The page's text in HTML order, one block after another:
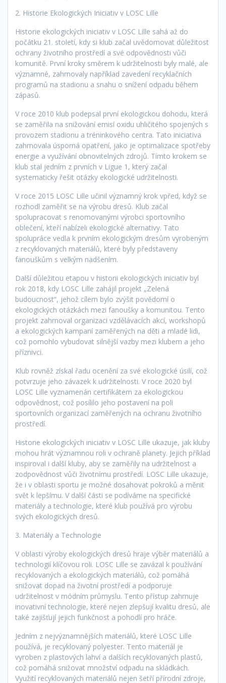
2. Historie Ekologických Iniciativ v LOSC Lille
Historie ekologických iniciativ v LOSC Lille sahá až do
počátku 21. století, kdy si klub začal uvědomovat důležitost
ochrany životního prostředí a své odpovědnosti vůči
komunitě. První kroky směrem k udržitelnosti byly malé, ale
významné, zahrnovaly například zavedení recyklačních
programů na stadionu a snahu o snížení odpadu během
zápasů.
V roce 2010 klub podepsal první ekologickou dohodu, která
se zaměřila na snižování emisí oxidu uhličitého spojených s
provozem stadionu a tréninkového centra. Tato iniciativa
zahrnovala úsporná opatření, jako je optimalizace spotřeby
energie a využívání obnovitelných zdrojů. Tímto krokem se
klub stal jedním z prvních v Ligue 1, který začal
systematicky řešit otázky ekologické udržitelnosti.
V roce 2015 LOSC Lille učinil významný krok vpřed, když se
rozhodl zaměřit se na výrobu dresů. Klub začal
spolupracovat s renomovanými výrobci sportovního
oblečení, kteří nabízeli ekologické alternativy. Tato
spolupráce vedla k prvním ekologickým dresům vyrobeným
z recyklovaných materiálů, které byly představeny
fanouškům s velkým nadšením.
Další důležitou etapou v historii ekologických iniciativ byl
rok 2018, kdy LOSC Lille zahájil projekt „Zelená
budoucnost“, jehož cílem bylo zvýšit povědomí o
ekologických otázkách mezi fanoušky a komunitou. Tento
projekt zahrnoval organizaci vzdělávacích akcí, workshopů
a ekologických kampaní zaměřených na děti a mladé lidi,
což pomohlo vybudovat silnější vazby mezi klubem a jeho
příznivci.
Klub rovněž získal řadu ocenění za své ekologické úsilí, což
potvrzuje jeho závazek k udržitelnosti. V roce 2020 byl
LOSC Lille vyznamenán certifikátem za ekologickou
odpovědnost, což posílilo jeho postavení na poli
sportovních organizací zaměřených na ochranu životního
prostředí.
Historie ekologických iniciativ v LOSC Lille ukazuje, jak kluby
mohou hrát významnou roli v ochraně planety. Jejich příklad
inspiroval i další kluby, aby se zaměřily na udržitelnost a
zodpovědnost vůči životnímu prostředí. LOSC Lille ukazuje,
že i v oblasti sportu je možné dosahovat pokroků a měnit
svět k lepšímu. V další části se podíváme na specifické
materiály a technologie, které klub používá pro výrobu
svých ekologických dresů.
3. Materiály a Technologie
V oblasti výroby ekologických dresů hraje výběr materiálů a
technologií klíčovou roli. LOSC Lille se zavázal k používání
recyklovaných a ekologických materiálů, což pomáhá
snižovat dopad na životní prostředí a podporuje
udržitelnost v módním průmyslu. Tento přístup zahrnuje
inovativní technologie, které nejen zlepšují kvalitu dresů, ale
také zajišťují jejich funkčnost a pohodlí pro hráče.
Jedním z nejvýznamnějších materiálů, které LOSC Lille
používá, je recyklovaný polyester. Tento materiál je
vyroben z plastových lahví a dalších recyklovaných plastů,
což pomáhá snižovat množství odpadu na skládkách.
Využití recyklovaných materiálů nejen šetří přírodní zdroje,